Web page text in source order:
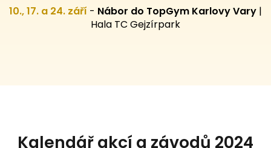
10., 17. a 24. září - Nábor do TopGym Karlovy Vary |
Hala TC Gejzírpark
Kalendář akcí a závodů 2024